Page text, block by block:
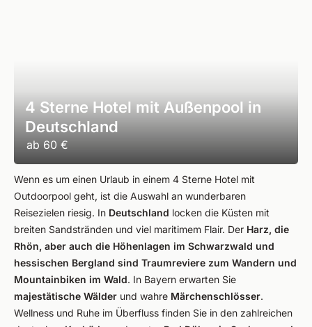
4 Sterne Hotel mit Außenpool in
Deutschland
ab 60 €
Wenn es um einen Urlaub in einem 4 Sterne Hotel mit
Outdoorpool geht, ist die Auswahl an wunderbaren
Reisezielen riesig. In Deutschland locken die Küsten mit
breiten Sandstränden und viel maritimem Flair. Der Harz, die
Rhön, aber auch die Höhenlagen im Schwarzwald und
hessischen Bergland sind Traumreviere zum Wandern und
Mountainbiken im Wald. In Bayern erwarten Sie
majestätische Wälder und wahre Märchenschlösser.
Wellness und Ruhe im Überfluss finden Sie in den zahlreichen